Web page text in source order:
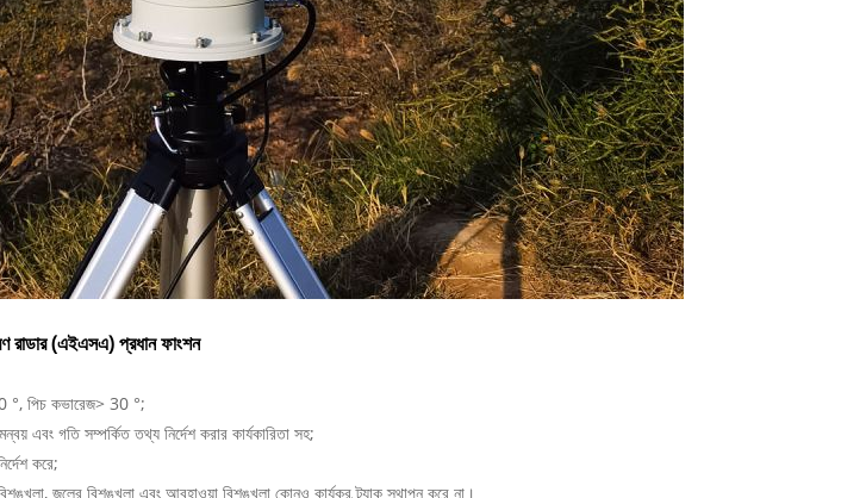
রাডার (এইএসএ) প্রধান ফাংশন
°, পিচ কভারেজ> 30 °;
এবং গতি সম্পর্কিত তথ্য নির্দেশ করার কার্যকারিতা সহ;
করে;
জলের বিশৃঙ্খলা এবং আবহাওয়া বিশৃঙ্খলা কোনও কার্যকর ট্র্যাক স্থাপন করে না।